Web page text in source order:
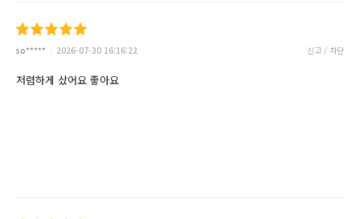
so***** 2026-07-30 16:16:22 신고 / 차단
저렴하게 샀어요 좋아요